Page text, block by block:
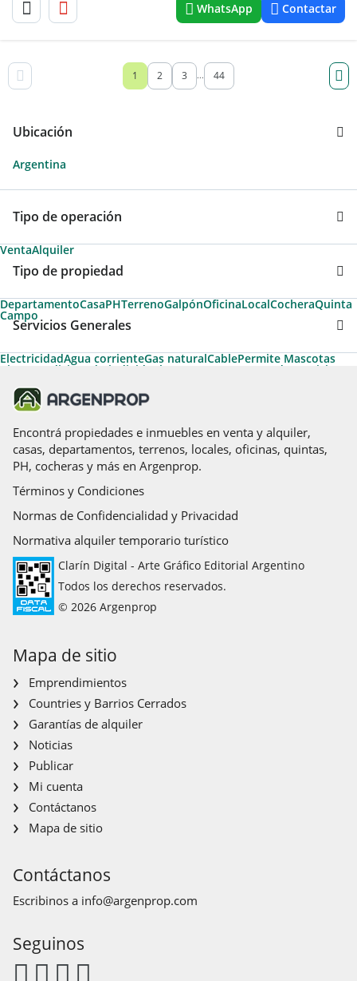
WhatsApp Contactar
1 2 3 ... 44
Ubicación
Argentina
Tipo de operación
VentaAlquiler
Tipo de propiedad
DepartamentoCasaPHTerrenoGalpónOficinaLocalCocheraQuinta
Campo
Servicios Generales
ElectricidadAgua corrienteGas naturalCablePermite Mascotas
Aire acondicionado individual Ascensores de servicio
Aire acondicionado centralCalefacción
Calefacción tiro balanceado
Teléfono
Encontrá propiedades e inmuebles en venta y alquiler,
casas, departamentos, terrenos, locales, oficinas, quintas,
PH, cocheras y más en Argenprop.
Términos y Condiciones
Normas de Confidencialidad y Privacidad
Normativa alquiler temporario turístico
Clarín Digital - Arte Gráfico Editorial Argentino
Todos los derechos reservados.
© 2026 Argenprop
Mapa de sitio
Emprendimientos
Countries y Barrios Cerrados
Garantías de alquiler
Noticias
Publicar
Mi cuenta
Contáctanos
Mapa de sitio
Contáctanos
Escribinos a info@argenprop.com
Seguinos